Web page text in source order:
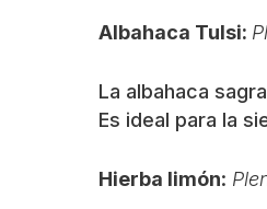
Albahaca Tulsi:
La albahaca
Es ideal para la
Hierba limón: